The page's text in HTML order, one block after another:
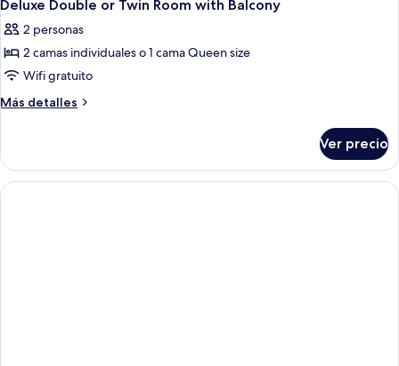
matrimonial
o
individuales
todas
las
fotos
de
Deluxe
Twin
Room
with
Deluxe Double or Twin Room with Balcony
2 personas
2 camas individuales o 1 cama Queen size
Wifi gratuito
Más detalles
Más
Double
or
Twin
Ver precio